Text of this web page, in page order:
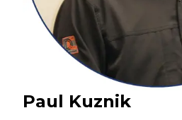
Paul Kuznik